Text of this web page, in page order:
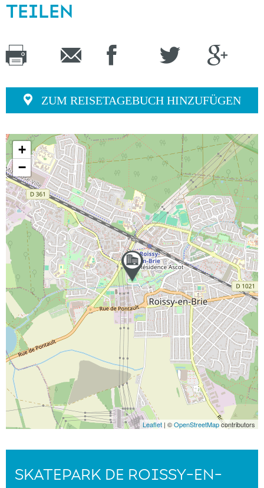
TEILEN
ZUM REISETAGEBUCH HINZUFÜGEN
+
−
Leaflet| ©OpenStreetMapcontributors
SKATEPARK DE ROISSY-EN-